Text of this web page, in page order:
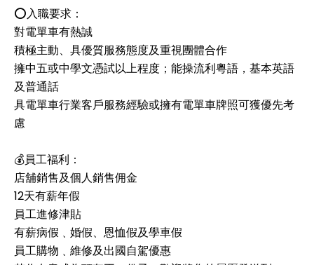
⭕️入職要求：
對電單車有熱誠
積極主動、具優質服務態度及重視團體合作
擁中五或中學文憑試以上程度；能操流利粵語，基本英語
及普通話
具電單車行業客戶服務經驗或擁有電單車牌照可獲優先考
慮
💰員工福利：
店舖銷售及個人銷售佣金
12天有薪年假
員工進修津貼
有薪病假﹑婚假、恩恤假及學車假
員工購物﹑維修及出國自駕優惠